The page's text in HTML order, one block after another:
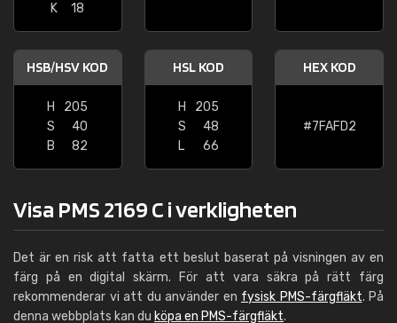
K
18
HSB/HSV KOD
H
205
S
40
B
82
HSL KOD
H
205
S
48
L
66
HEX KOD
#7FAFD2
Visa PMS 2169 C i verkligheten
Det är en risk att fatta ett beslut baserat på visningen av en
färg på en digital skärm. För att vara säkra på rätt färg
rekommenderar vi att du använder en fysisk PMS-färgfläkt. På
denna webbplats kan du köpa en PMS-färgfläkt.